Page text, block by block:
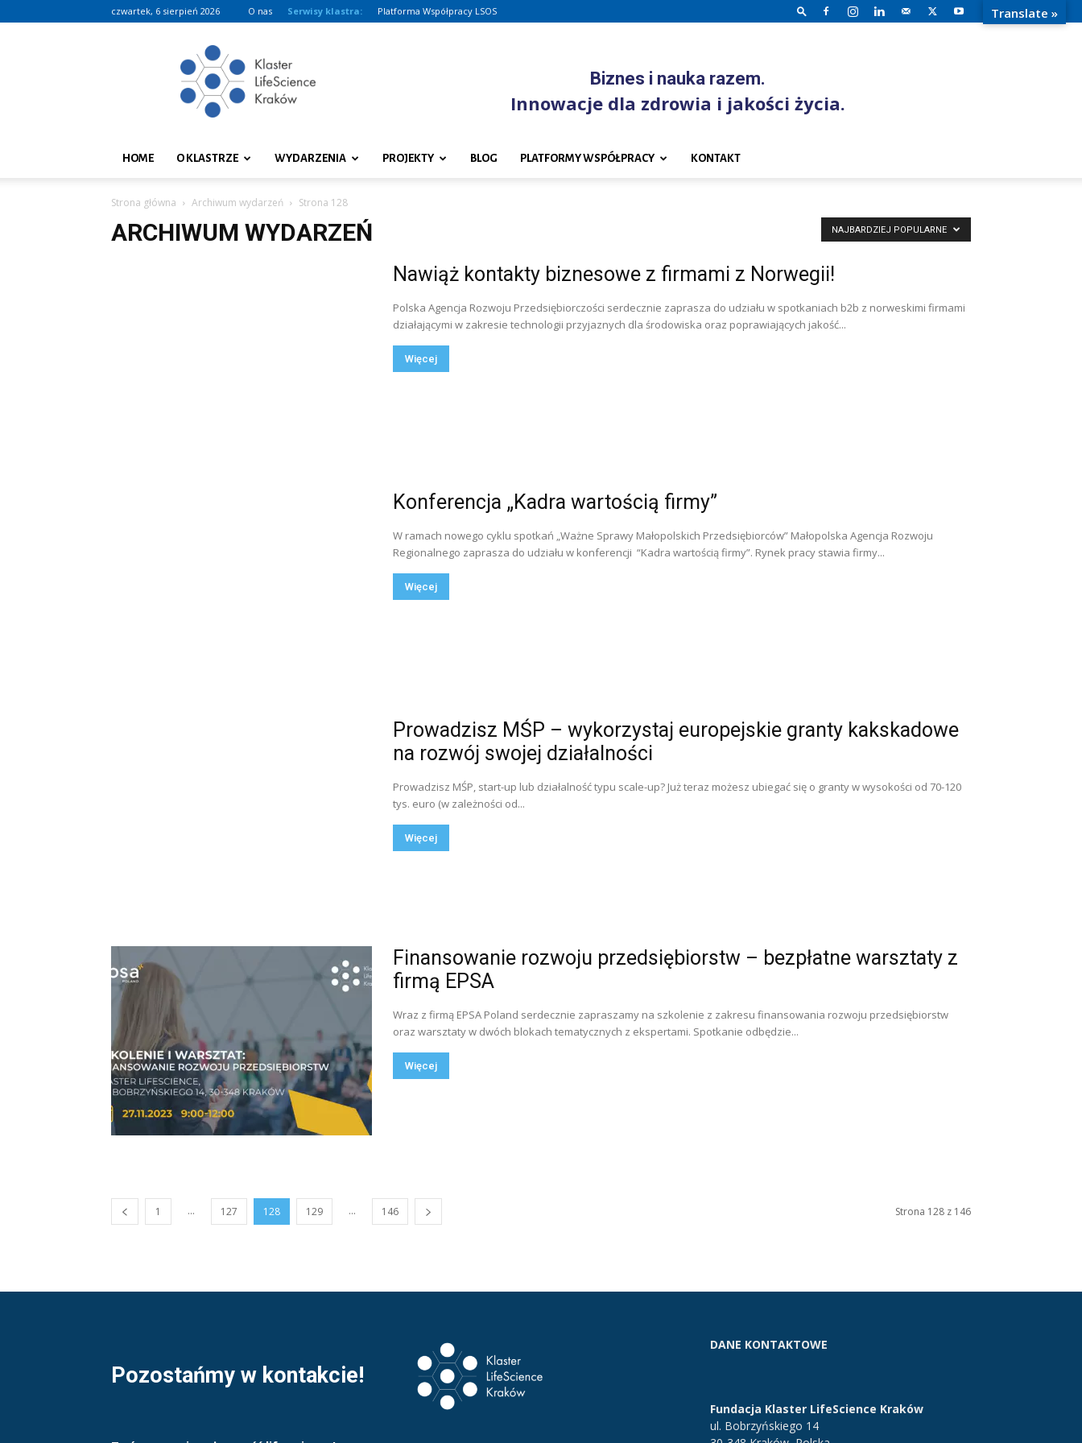
czwartek, 6 sierpień 2026 O nas Serwisy klastra: Platforma Współpracy LSOS
LifeScience
Kraków
Biznes i nauka razem.
Innowacje dla zdrowia i jakości życia.
HOME O KLASTRZE WYDARZENIA PROJEKTY BLOG PLATFORMY WSPÓŁPRACY KONTAKT
Strona główna Archiwum wydarzeń Strona 128
ARCHIWUM WYDARZEŃ NAJBARDZIEJ POPULARNE
Nawiąż kontakty biznesowe z firmami z Norwegii!
Polska Agencja Rozwoju Przedsiębiorczości serdecznie zaprasza do udziału w spotkaniach b2b z norweskimi firmami
działającymi w zakresie technologii przyjaznych dla środowiska oraz poprawiających jakość...
Więcej
Konferencja „Kadra wartością firmy”
W ramach nowego cyklu spotkań „Ważne Sprawy Małopolskich Przedsiębiorców” Małopolska Agencja Rozwoju
Regionalnego zaprasza do udziału w konferencji “Kadra wartością firmy”. Rynek pracy stawia firmy...
Więcej
Prowadzisz MŚP – wykorzystaj europejskie granty kakskadowe
na rozwój swojej działalności
Prowadzisz MŚP, start-up lub działalność typu scale-up? Już teraz możesz ubiegać się o granty w wysokości od 70-120
tys. euro (w zależności od...
Więcej
Finansowanie rozwoju przedsiębiorstw – bezpłatne warsztaty z
firmą EPSA
Wraz z firmą EPSA Poland serdecznie zapraszamy na szkolenie z zakresu finansowania rozwoju przedsiębiorstw
oraz warsztaty w dwóch blokach tematycznych z ekspertami. Spotkanie odbędzie...
Więcej
1 ... 127 128 129 ... 146 Strona 128 z 146
Pozostańmy w kontakcie!
DANE KONTAKTOWE
Fundacja Klaster LifeScience Kraków
ul. Bobrzyńskiego 14
Translate »